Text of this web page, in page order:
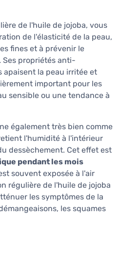
de l'huile de jojoba, vous
de l'élasticité de la peau,
fines et à prévenir le
propriétés anti-
apaisent la peau irritée et
important pour les
sensible ou une tendance à
également très bien comme
l'humidité à l'intérieur
dessèchement. Cet effet est
pendant les mois
souvent exposée à l'air
régulière de l'huile de jojoba
les symptômes de la
les squames